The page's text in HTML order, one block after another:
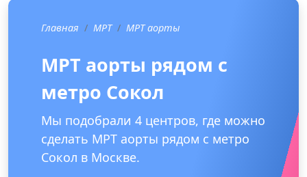
Главная МРТ МРТ аорты
МРТ аорты рядом с
метро Сокол
Мы подобрали 4 центров, где можно
сделать МРТ аорты рядом с метро
Сокол в Москве.